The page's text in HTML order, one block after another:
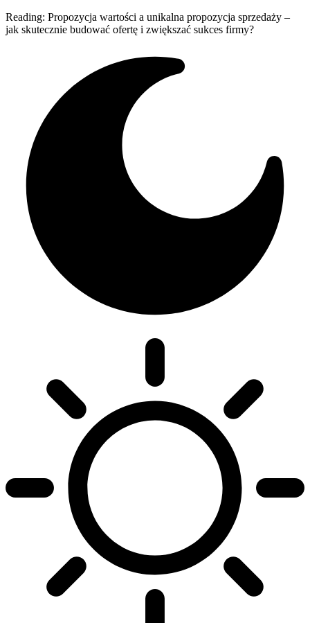
Reading: Propozycja wartości a unikalna propozycja sprzedaży –
jak skutecznie budować ofertę i zwiększać sukces firmy?